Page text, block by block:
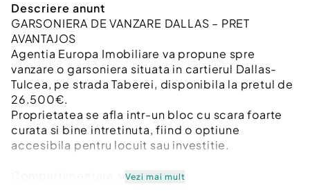
Descriere anunt
GARSONIERA DE VANZARE DALLAS – PRET
AVANTAJOS
Agentia Europa Imobiliare va propune spre
vanzare o garsoniera situata in cartierul Dallas-
Tulcea, pe strada Taberei, disponibila la pretul de
26.500€.
Proprietatea se afla intr-un bloc cu scara foarte
curata si bine intretinuta, fiind o optiune
accesibila pentru locuit sau investitie.
Compartimentare si Suprafete
Vezi mai mult